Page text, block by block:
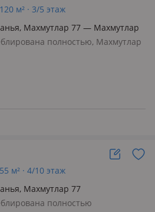
м² · 3/5 этаж
Махмутлар 77 — Махмутлар
полностью, Махмутлар
м² · 4/10 этаж
Махмутлар 77
полностью